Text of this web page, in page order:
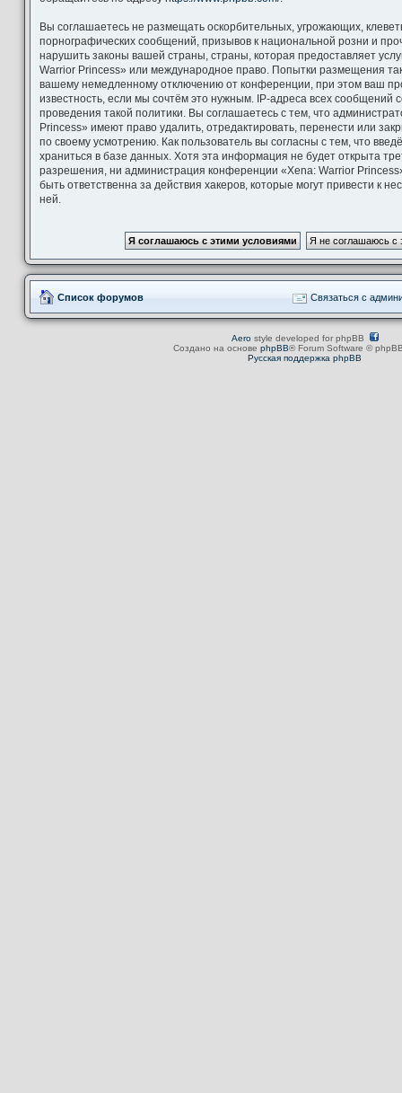
Вы соглашаетесь не размещать оскорбительных, угрожающих,
порнографических сообщений, призывов к национальной розни и
нарушить законы вашей страны, страны, которая предоставляет
Warrior Princess» или международное право. Попытки размещения
вашему немедленному отключению от конференции, при этом ваш
известность, если мы сочтём это нужным. IP-адреса всех сообщений
проведения такой политики. Вы соглашаетесь с тем, что
Princess» имеют право удалить, отредактировать, перенести или
по своему усмотрению. Как пользователь вы согласны с тем, что
храниться в базе данных. Хотя эта информация не будет открыта
разрешения, ни администрация конференции «Xena: Warrior
быть ответственна за действия хакеров, которые могут привести к
ней.
Список форумов Связаться с
Aerostyle developed for phpBB
Создано на основе phpBB® Forum Software ©
Русская поддержка phpBB